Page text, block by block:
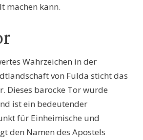
machen kann.
Wahrzeichen in der
von Fulda sticht das
Dieses barocke Tor wurde
ist ein bedeutender
für Einheimische und
den Namen des Apostels